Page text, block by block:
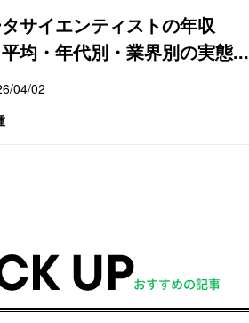
サイエンティストの年収
均・年代別・業界別の実態...
04/02